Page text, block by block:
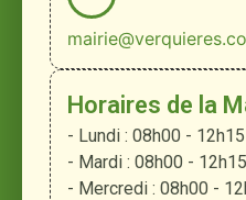
Horaires de la
- Lundi : 08h00 -
- Mardi : 08h00 -
- Mercredi : 08h00 -